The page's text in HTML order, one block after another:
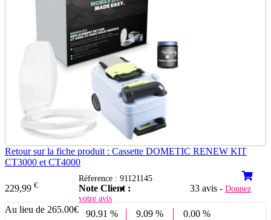
Retour sur la fiche produit : Cassette DOMETIC RENEW KIT
CT3000 et CT4000
229,99 €
Au lieu de 265.00€
Réference : 91121145
Note Client : 33 avis -Donnez
votre avis
90.91 % 9.09 % 0.00 %